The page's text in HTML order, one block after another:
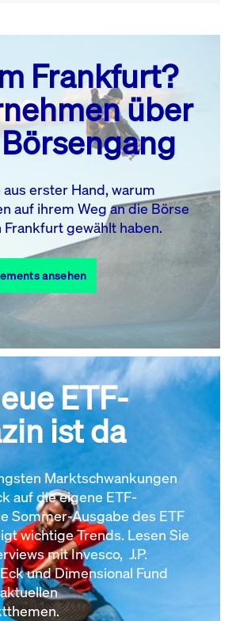
MI. DO. FR. SA. SO.
1
2
5 6 7 8
13 14
19 20 21 22
23
27 28
Alle Events
Frankfurt?
über
erster Hand, warum
auf ihrem Weg an die Börse
gewählt haben.
ansehen
ETF-
ist da
Marktschwankungen
auf die eigene ETF-
Sommer-Ausgabe des ETF
wichtige Trends. Lesen Sie
mit Invesco, J.P.
und Dimensional Fund